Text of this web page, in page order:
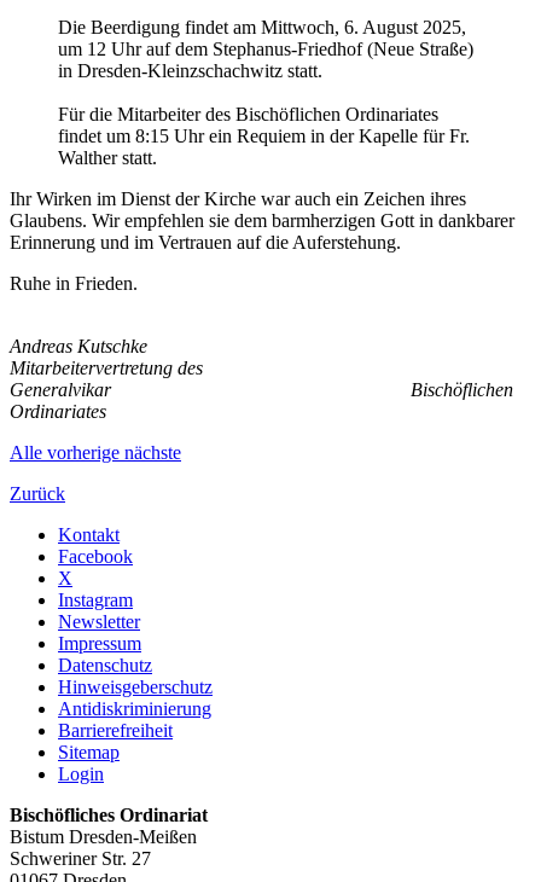
Die Beerdigung findet am Mittwoch, 6. August 2025,
um 12 Uhr auf dem Stephanus-Friedhof (Neue Straße)
in Dresden-Kleinzschachwitz statt.
Für die Mitarbeiter des Bischöflichen Ordinariates
findet um 8:15 Uhr ein Requiem in der Kapelle für Fr.
Walther statt.
Ihr Wirken im Dienst der Kirche war auch ein Zeichen ihres
Glaubens. Wir empfehlen sie dem barmherzigen Gott in dankbarer
Erinnerung und im Vertrauen auf die Auferstehung.
Ruhe in Frieden.
Andreas Kutschke
Mitarbeitervertretung des
Generalvikar Bischöflichen
Ordinariates
Alle vorherige nächste
Zurück
Kontakt
Facebook
X
Instagram
Newsletter
Impressum
Datenschutz
Hinweisgeberschutz
Antidiskriminierung
Barrierefreiheit
Sitemap
Login
Bischöfliches Ordinariat
Bistum Dresden-Meißen
Schweriner Str. 27